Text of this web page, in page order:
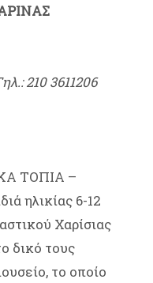
210 3611206
ΤΟΠΙΑ –
ηλικίας 6-12
Χαρίσιας
δικό τους
το οποίο